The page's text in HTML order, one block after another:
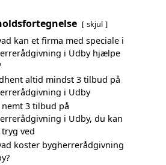
skjul
kan et firma med speciale i
i Udby hjælpe
altid mindst 3 tilbud på
i Udby
nemt 3 tilbud på
i Udby, du kan
ved
koster bygherrerådgivning